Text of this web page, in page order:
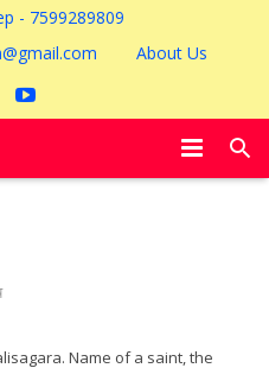
- 7599289809
About Us
Name of a saint, the